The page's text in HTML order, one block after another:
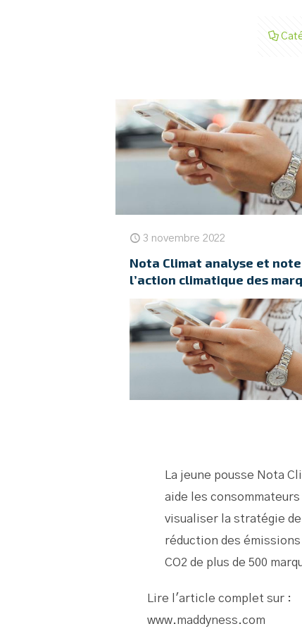
3 novembre 2022
Nota Climat analyse et note
l’action climatique des
La jeune pousse Nota
aide les consommateurs
visualiser la stratégie de
réduction des émissions
CO2 de plus de 500
Lire l'article complet sur :
www.maddyness.com